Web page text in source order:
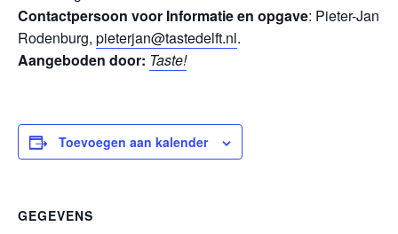
Contactpersoon voor Informatie en opgave: Pieter-Jan
Rodenburg, pieterjan@tastedelft.nl.
Aangeboden door: Taste!
Toevoegen aan kalender
GEGEVENS